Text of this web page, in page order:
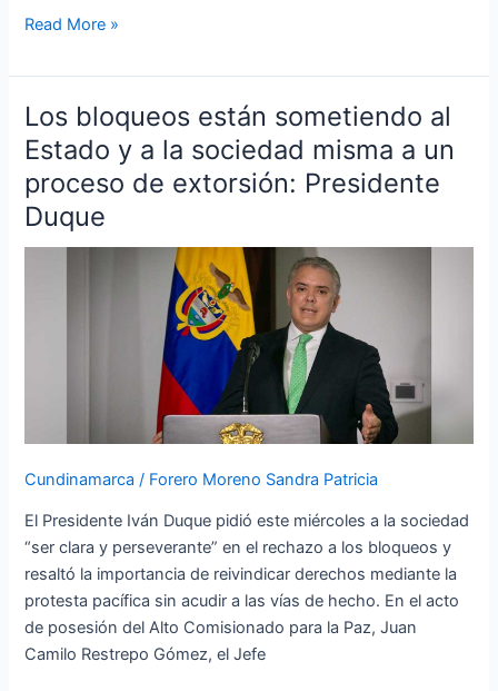
Read More »
Los bloqueos están sometiendo al
Estado y a la sociedad misma a un
proceso de extorsión: Presidente
Duque
Cundinamarca / Forero Moreno Sandra Patricia
El Presidente Iván Duque pidió este miércoles a la sociedad
“ser clara y perseverante” en el rechazo a los bloqueos y
resaltó la importancia de reivindicar derechos mediante la
protesta pacífica sin acudir a las vías de hecho. En el acto
de posesión del Alto Comisionado para la Paz, Juan
Camilo Restrepo Gómez, el Jefe
Los
bloqueos
están
sometiendo
al
Estado
de
extorsión:
Presidente
Duque